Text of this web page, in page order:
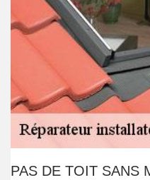
PAS DE TOIT SANS